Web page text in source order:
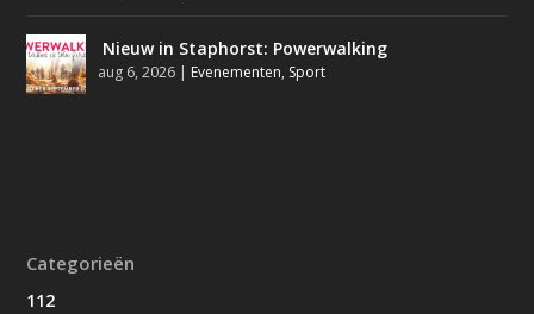
Nieuw in Staphorst: Powerwalking
aug 6, 2026 | Evenementen, Sport
Categorieën
112